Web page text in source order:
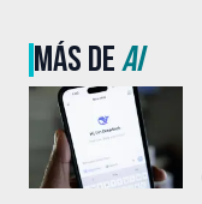
MÁS DEAI